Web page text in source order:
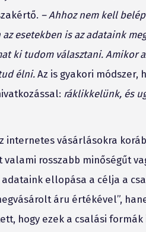
– Ahhoz nem kell
esetekben is az adataink
ki tudom választani. Amikor
élni.Az is gyakori módszer,
ráklikkelünk, és
internetes vásárlásokra
rosszabb minőségűt
ellopása a célja a
áru értékével”,
hogy ezek a csalási